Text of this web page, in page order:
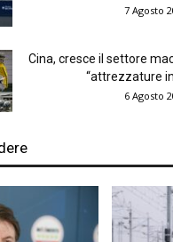
7 Agosto
Cina, cresce il settore
“attrezzature
6 Agosto